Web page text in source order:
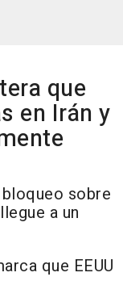
que
en Irán y
sobre
a un
que EEUU